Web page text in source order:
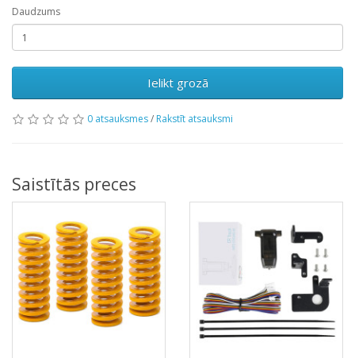
Daudzums
Ielikt grozā
0 atsauksmes/ Rakstīt atsauksmi
Saistītās preces